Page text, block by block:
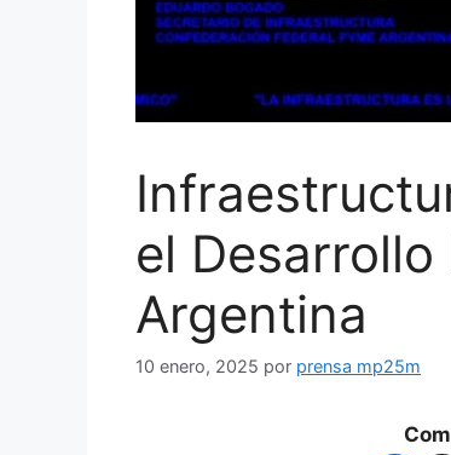
el
Argentina
10 enero, 2025 por prensa mp25m